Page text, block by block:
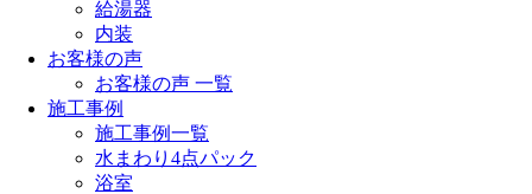
給湯器
内装
お客様の声
お客様の声 一覧
施工事例
施工事例一覧
水まわり4点パック
浴室